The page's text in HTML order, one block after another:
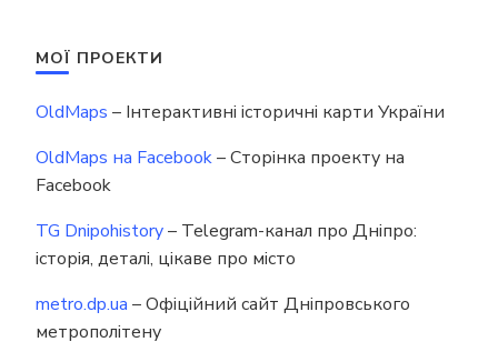
МОЇ ПРОЕКТИ
OldMaps – Інтерактивні історичні карти України
OldMaps на Facebook– Сторінка проекту на
Facebook
TG Dnipohistory– Telegram-канал про Дніпро:
історія, деталі, цікаве про місто
metro.dp.ua – Офіційний сайт Дніпровського
метрополітену